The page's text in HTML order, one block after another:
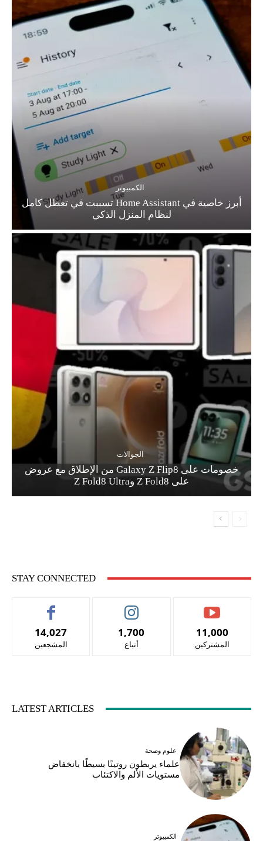
الكمبيوتر
أبرز خاصية في Home Assistant تسببت في تعطل كامل
لنظام المنزل الذكي
الجوالات
خصومات على Galaxy Z Flip8 من الإطلاق مع عروض
على Z Fold8 وZ Fold8 Ultra
STAY CONNECTED
14,027
المشجعين
1,700
أتباع
11,000
المشتركين
LATEST ARTICLES
علوم وصحة
علماء يربطون روتينًا بسيطًا بانخفاض
مستويات الألم والاكتئاب
الكمبيوتر